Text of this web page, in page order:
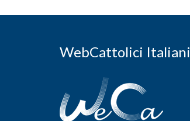
WebCattolici Italiani